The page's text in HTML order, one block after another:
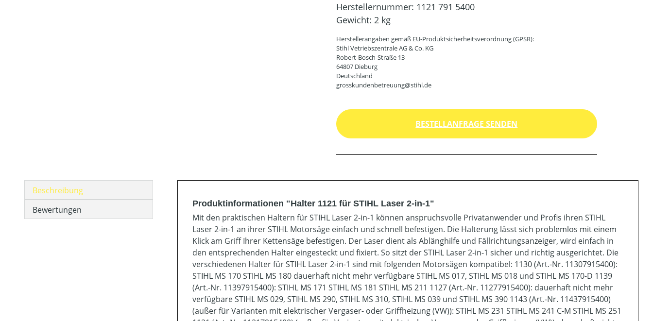
Herstellernummer: 1121 791 5400
Gewicht: 2 kg
Herstellerangaben gemäß EU-Produktsicherheitsverordnung (GPSR):
Stihl Vetriebszentrale AG & Co. KG
Robert-Bosch-Straße 13
64807 Dieburg
Deutschland
grosskundenbetreuung@stihl.de
BESTELLANFRAGE SENDEN
Beschreibung
Bewertungen
Produktinformationen "Halter 1121 für STIHL Laser 2-in-1"
Mit den praktischen Haltern für STIHL Laser 2-in-1 können anspruchsvolle Privatanwender und Profis ihren STIHL
Laser 2-in-1 an ihrer STIHL Motorsäge einfach und schnell befestigen. Die Halterung lässt sich problemlos mit einem
Klick am Griff Ihrer Kettensäge befestigen. Der Laser dient als Ablänghilfe und Fällrichtungsanzeiger, wird einfach in
den entsprechenden Halter eingesteckt und fixiert. So sitzt der STIHL Laser 2-in-1 sicher und richtig ausgerichtet. Die
verschiedenen Halter für STIHL Laser 2-in-1 sind mit folgenden Motorsägen kompatibel: 1130 (Art.-Nr. 11307915400):
STIHL MS 170 STIHL MS 180 dauerhaft nicht mehr verfügbare STIHL MS 017, STIHL MS 018 und STIHL MS 170-D 1139
(Art.-Nr. 11397915400): STIHL MS 171 STIHL MS 181 STIHL MS 211 1127 (Art.-Nr. 11277915400): dauerhaft nicht mehr
verfügbare STIHL MS 029, STIHL MS 290, STIHL MS 310, STIHL MS 039 und STIHL MS 390 1143 (Art.-Nr. 11437915400)
(außer für Varianten mit elektrischer Vergaser- oder Griffheizung (VW)): STIHL MS 231 STIHL MS 241 C-M STIHL MS 251